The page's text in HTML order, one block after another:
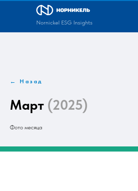
Nornickel ESG Insights
← Назад
Март (2025)
Фото месяца